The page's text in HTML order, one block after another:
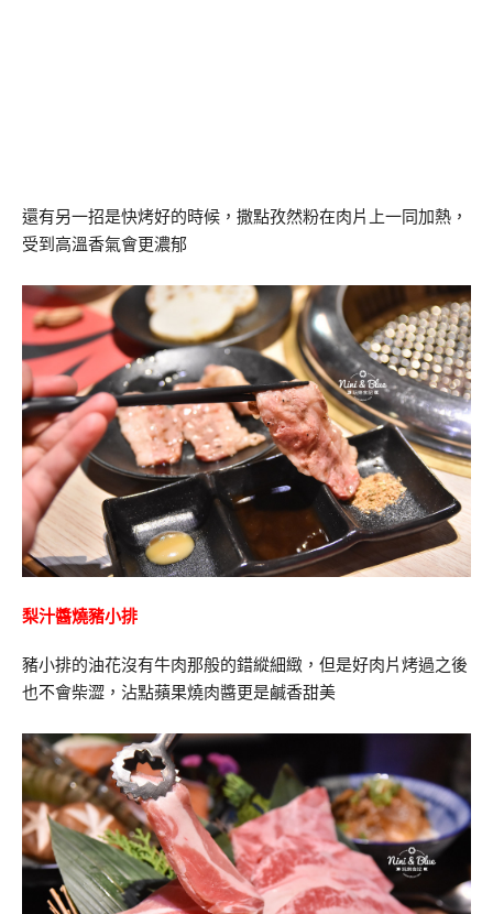
還有另一招是快烤好的時候，撒點孜然粉在肉片上一同加熱，
受到高溫香氣會更濃郁
梨汁醬燒豬小排
豬小排的油花沒有牛肉那般的錯縱細緻，但是好肉片烤過之後
也不會柴澀，沾點蘋果燒肉醬更是鹹香甜美